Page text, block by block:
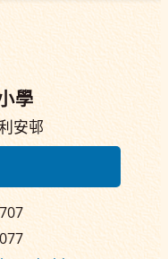
學
安邨